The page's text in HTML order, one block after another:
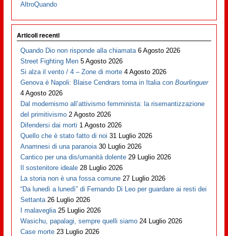
AltroQuando
Articoli recenti
Quando Dio non risponde alla chiamata 6 Agosto 2026
Street Fighting Men 5 Agosto 2026
Si alza il vento / 4 – Zone di morte 4 Agosto 2026
Genova è Napoli: Blaise Cendrars torna in Italia conBourlinguer
4 Agosto 2026
Dal modernismo all’attivismo femminista: la risemantizzazione
del primitivismo 2 Agosto 2026
Difendersi dai morti 1 Agosto 2026
Quello che è stato fatto di noi 31 Luglio 2026
Anamnesi di una paranoia 30 Luglio 2026
Cantico per una dis/umanità dolente 29 Luglio 2026
Il sostenitore ideale 28 Luglio 2026
La storia non è una fossa comune 27 Luglio 2026
“Da lunedì a lunedì” di Fernando Di Leo per guardare ai resti dei
Settanta 26 Luglio 2026
I malaveglia 25 Luglio 2026
Wasichu, papalagi, sempre quelli siamo 24 Luglio 2026
Case morte 23 Luglio 2026